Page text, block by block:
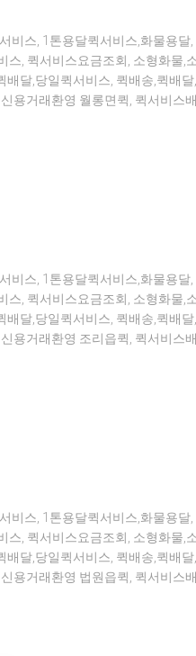
비스, 1톤용달퀵서비스,화물용달
, 퀵서비스요금조회, 소형화물,
달,당일퀵서비스, 퀵배송,퀵배
용거래환영 월롱면퀵, 퀵서비스
비스, 1톤용달퀵서비스,화물용달
, 퀵서비스요금조회, 소형화물,
달,당일퀵서비스, 퀵배송,퀵배
용거래환영 조리읍퀵, 퀵서비스
비스, 1톤용달퀵서비스,화물용달
, 퀵서비스요금조회, 소형화물,
달,당일퀵서비스, 퀵배송,퀵배
용거래환영 법원읍퀵, 퀵서비스